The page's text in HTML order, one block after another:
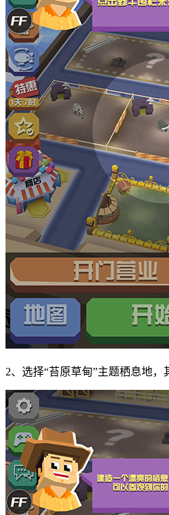
2、选择“苔原草甸”主题栖息地